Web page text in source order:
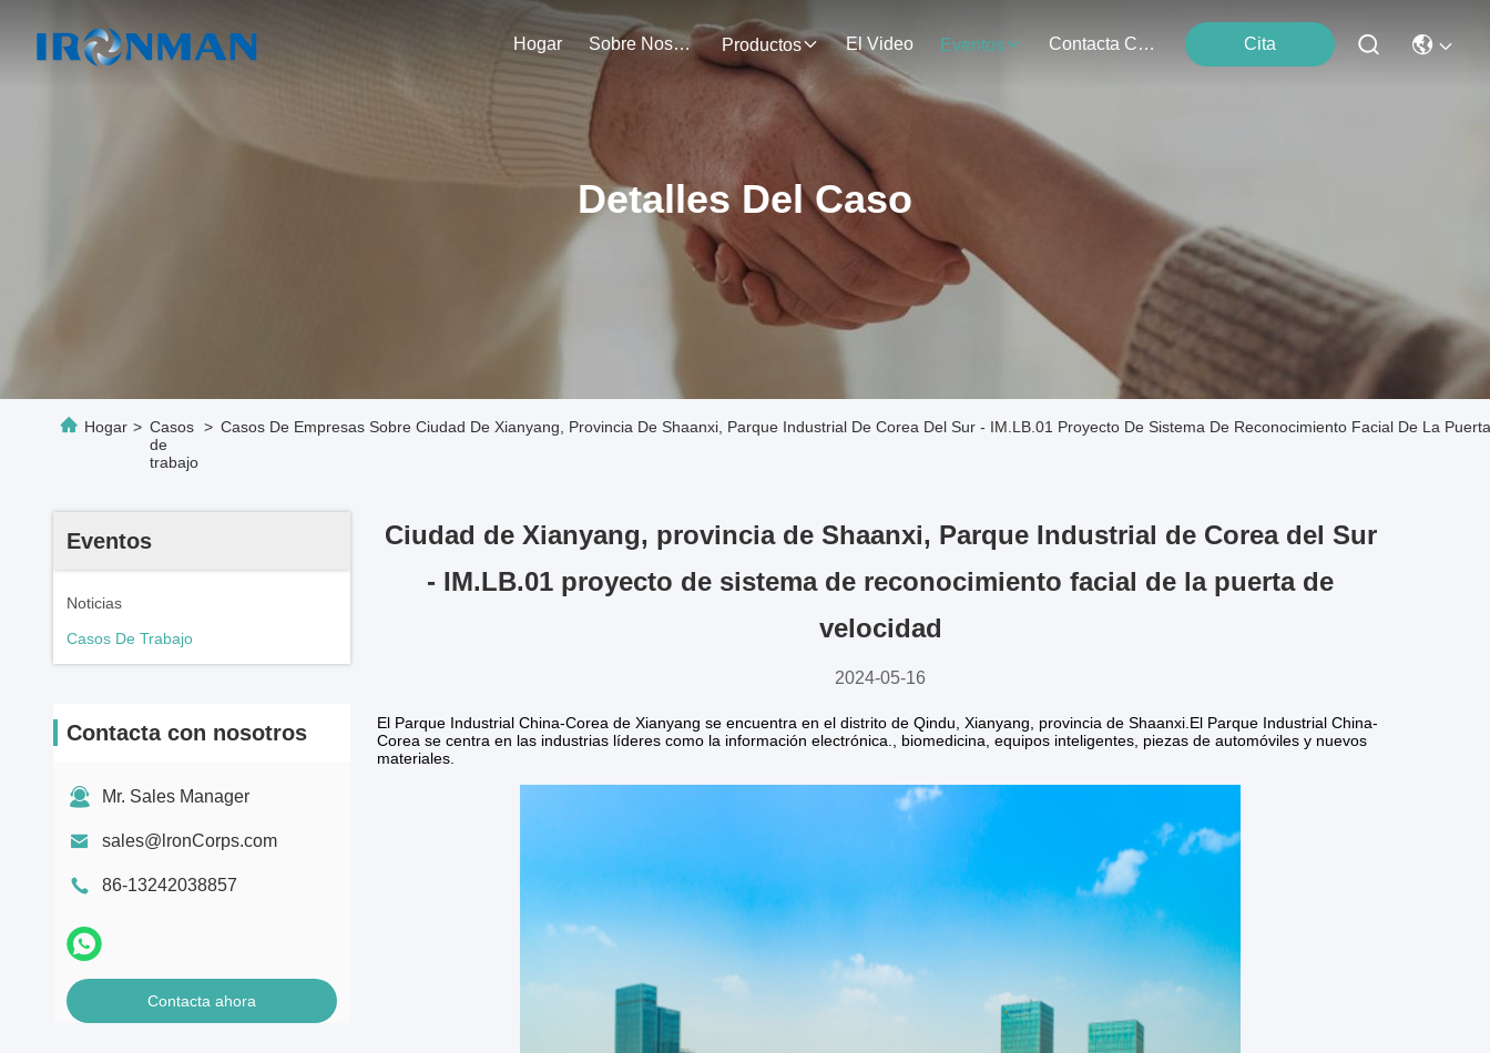
Hogar Sobre Nosotros Productos El Video Eventos Contacta Con Nosotros Cita
Detalles Del Caso
Hogar > Casos
de
trabajo
> Casos De Empresas Sobre Ciudad De Xianyang, Provincia De Shaanxi, Parque Industrial De Corea Del Sur - IM.LB.01 Proyecto De Sistema De Reconocimiento Facial De La
Eventos
Noticias
Casos De Trabajo
Contacta con nosotros
Mr. Sales Manager
sales@lronCorps.com
86-13242038857
Contacta ahora
Ciudad de Xianyang, provincia de Shaanxi, Parque Industrial de Corea del Sur
- IM.LB.01 proyecto de sistema de reconocimiento facial de la puerta de
velocidad
2024-05-16
El Parque Industrial China-Corea de Xianyang se encuentra en el distrito de Qindu, Xianyang, provincia de Shaanxi.El Parque Industrial China-
Corea se centra en las industrias líderes como la información electrónica., biomedicina, equipos inteligentes, piezas de automóviles y nuevos
materiales.